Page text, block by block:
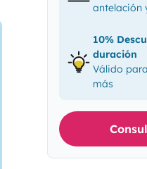
antelación
10%
duración
Válido
más